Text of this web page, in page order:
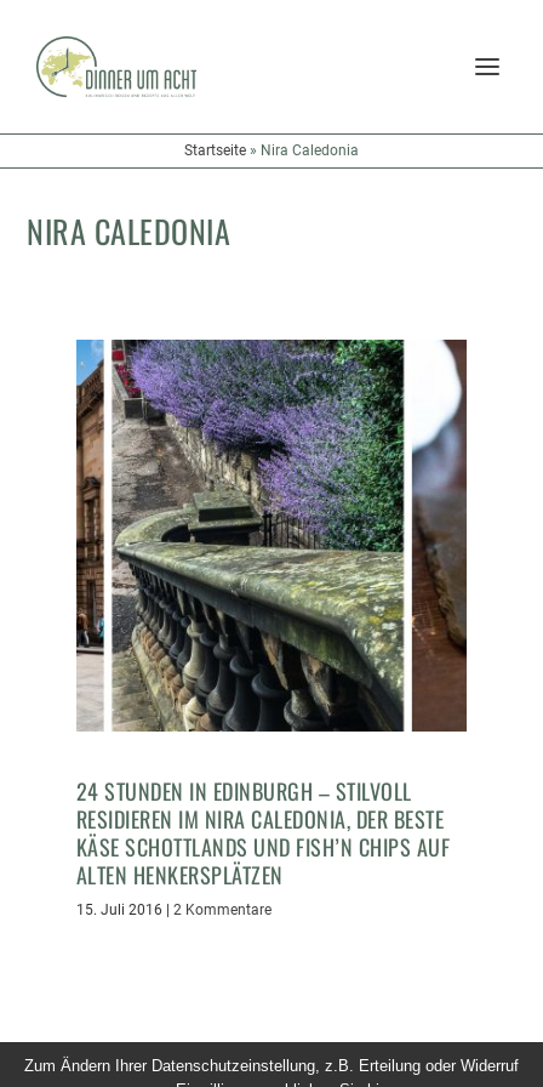
Startseite » Nira Caledonia
NIRA CALEDONIA
24 STUNDEN IN EDINBURGH – STILVOLL
RESIDIEREN IM NIRA CALEDONIA, DER BESTE
KÄSE SCHOTTLANDS UND FISH’N CHIPS AUF
ALTEN HENKERSPLÄTZEN
15. Juli 2016 | 2 Kommentare
Zum Ändern Ihrer Datenschutzeinstellung, z.B. Erteilung oder Widerruf